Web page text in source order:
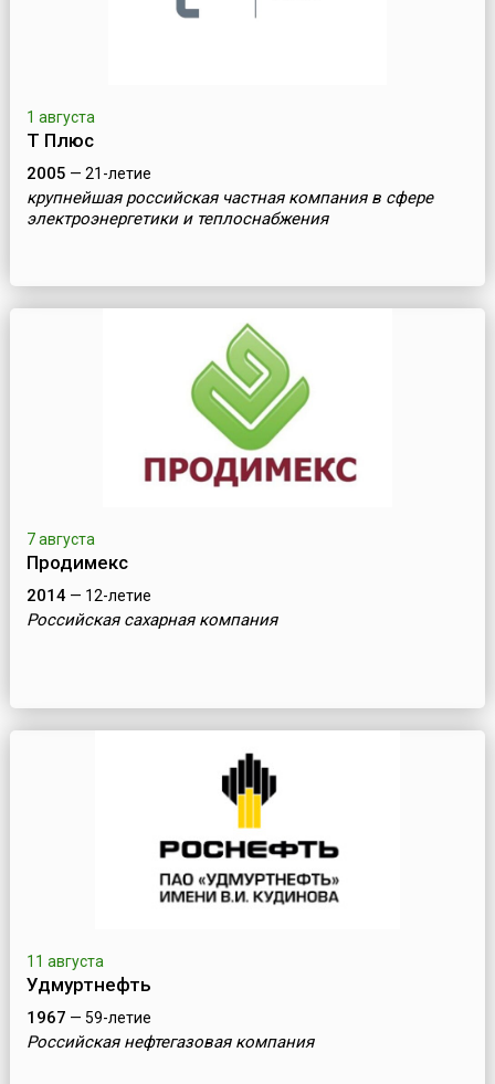
1 августа
Т Плюс
2005 — 21-летие
крупнейшая российская частная компания в cфере
электроэнергетики и теплоснабжения
7 августа
Продимекс
2014— 12-летие
Российская сахарная компания
11 августа
Удмуртнефть
1967 — 59-летие
Российская нефтегазовая компания